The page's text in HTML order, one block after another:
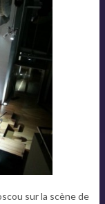
sur la scène de